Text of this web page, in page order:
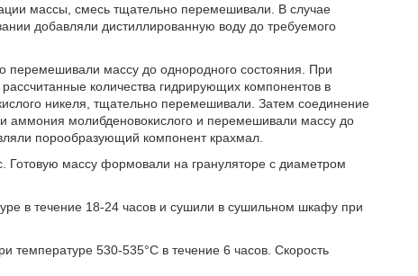
массы, смесь тщательно перемешивали. В случае
добавляли дистиллированную воду до требуемого
перемешивали массу до однородного состояния. При
количества гидрирующих компонентов в
никеля, тщательно перемешивали. Затем соединение
аммония молибденовокислого и перемешивали массу до
порообразующий компонент крахмал.
массу формовали на грануляторе с диаметром
в течение 18-24 часов и сушили в сушильном шкафу при
температуре 530-535°С в течение 6 часов. Скорость